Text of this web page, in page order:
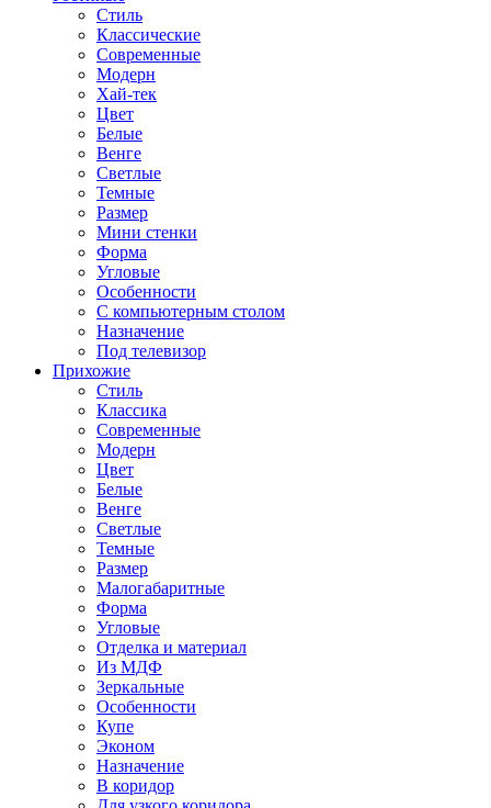
Стиль
Классические
Современные
Модерн
Хай-тек
Цвет
Белые
Венге
Светлые
Темные
Размер
Мини стенки
Форма
Угловые
Особенности
С компьютерным столом
Назначение
Под телевизор
Прихожие
Стиль
Классика
Современные
Модерн
Цвет
Белые
Венге
Светлые
Темные
Размер
Малогабаритные
Форма
Угловые
Отделка и материал
Из МДФ
Зеркальные
Особенности
Купе
Эконом
Назначение
В коридор